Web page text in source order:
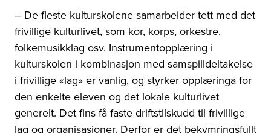
– De fleste kulturskolene samarbeider tett med det
frivillige kulturlivet, som kor, korps, orkestre,
folkemusikklag osv. Instrumentopplæring i
kulturskolen i kombinasjon med samspilldeltakelse
i frivillige «lag» er vanlig, og styrker opplæringa for
den enkelte eleven og det lokale kulturlivet
generelt. Det fins få faste driftstilskudd til frivillige
lag og organisasjoner. Derfor er det bekymringsfullt